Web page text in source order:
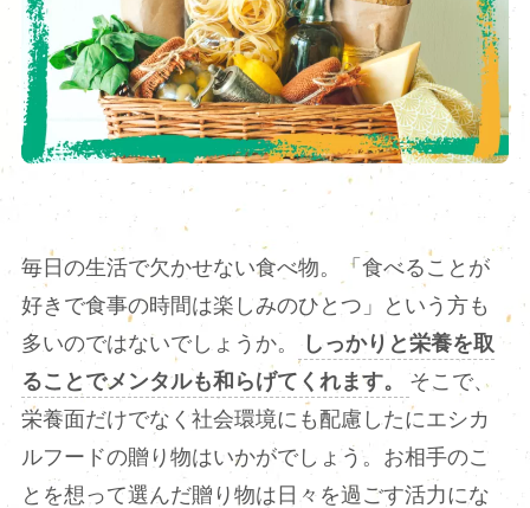
毎日の生活で欠かせない食べ物。「食べることが
好きで食事の時間は楽しみのひとつ」という方も
多いのではないでしょうか。
しっかりと栄養を取
ることでメンタルも和らげてくれます。
そこで、
栄養面だけでなく社会環境にも配慮したにエシカ
ルフードの贈り物はいかがでしょう。お相手のこ
とを想って選んだ贈り物は日々を過ごす活力にな